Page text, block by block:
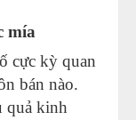
mía
cực kỳ quan
bán nào.
quả kinh